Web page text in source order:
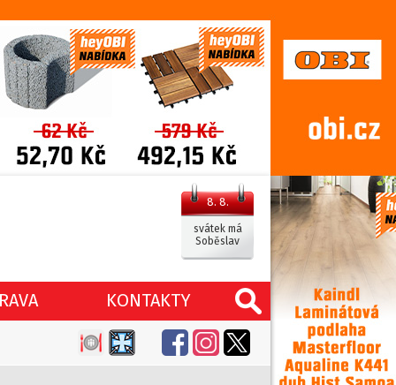
8. 8.
svátek má
Soběslav
KONTAKTY